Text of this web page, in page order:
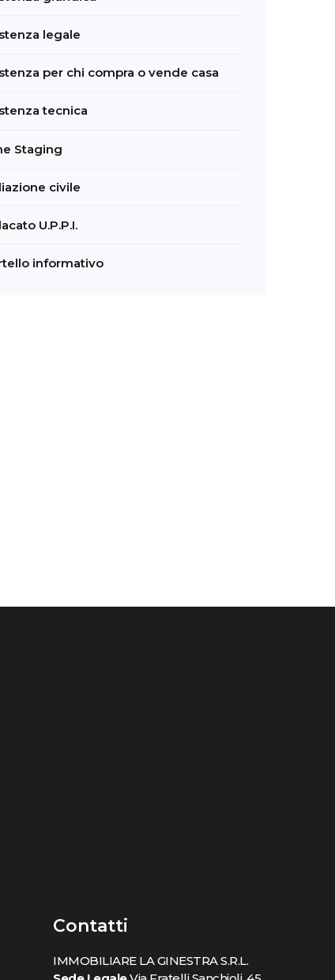
legale
per chi compra o vende casa
tecnica
Staging
civile
U.P.P.I.
informativo
Contatti
IMMOBILIARE LA GINESTRA S.R.L.